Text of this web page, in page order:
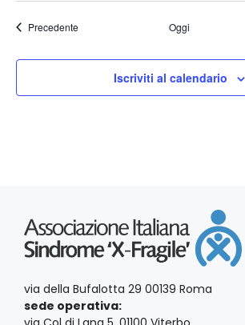
PrecedenteEventi Oggi
Iscriviti al calendario
via della Bufalotta 29 00139 Roma
sede operativa: